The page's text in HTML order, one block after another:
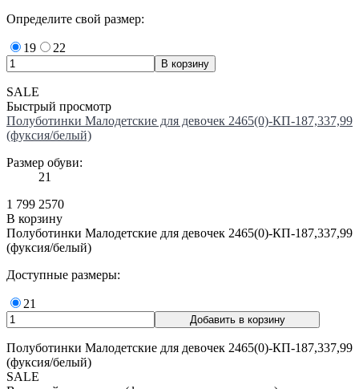
Определите свой размер:
19 22
SALE
Быстрый просмотр
Полуботинки Малодетские для девочек 2465(0)-КП-187,337,99
(фуксия/белый)
Размер обуви:
21
1 799 2570
В корзину
Полуботинки Малодетские для девочек 2465(0)-КП-187,337,99
(фуксия/белый)
Доступные размеры:
21
Полуботинки Малодетские для девочек 2465(0)-КП-187,337,99
(фуксия/белый)
SALE